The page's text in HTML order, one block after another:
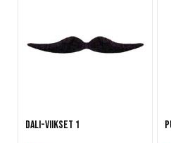
Dali-viikset 1